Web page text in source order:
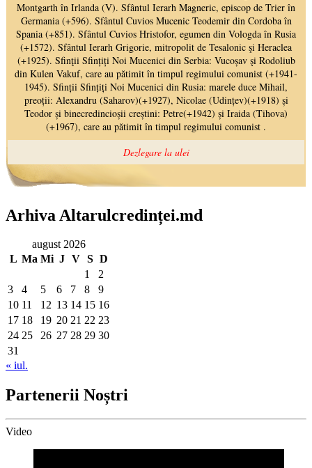
Arhiva Altarulcredinței.md
august 2026
L Ma Mi J V S D
1
2
3
4 5 6 7 8
9
10 11 12 13 14 15 16
17 18 19 20 21 22 23
24 25 26 27 28 29 30
31
« iul.
Partenerii Noștri
Video